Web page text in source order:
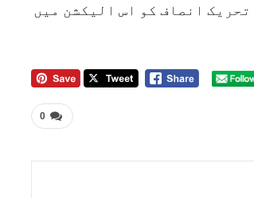
انصاف کو اس الیکشن میں
0